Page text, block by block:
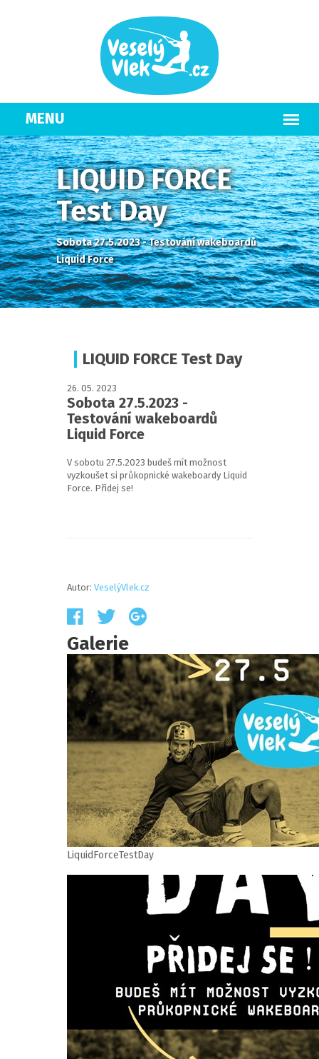
LIQUID FORCE
Test Day
Sobota 27.5.2023 - Testování wakeboardů
Liquid Force
LIQUID FORCE Test Day
26. 05. 2023
Sobota 27.5.2023 -
Testování wakeboardů
Liquid Force
V sobotu 27.5.2023 budeš mít možnost
vyzkoušet si průkopnické wakeboardy Liquid
Force. Přidej se!
Autor: VeselýVlek.cz
Galerie
LiquidForceTestDay